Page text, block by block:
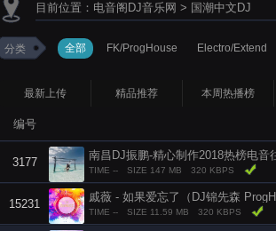
目前位置： 电音阁DJ音乐网 > 国潮中文DJ
分类 全部 FK/ProgHouse Electro/Extend
最新上传 精品推荐 本周热播榜
编号
3177
TIME -- SIZE 147 MB 320 KBPS
15231
戚薇 - 如果爱忘了（DJ锦先森
TIME -- SIZE 11.59 MB 320 KBPS